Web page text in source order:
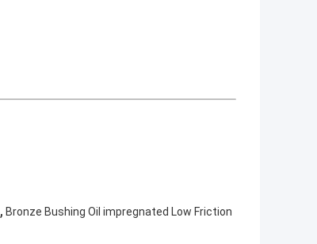
, Bronze Bushing Oil impregnated Low Friction